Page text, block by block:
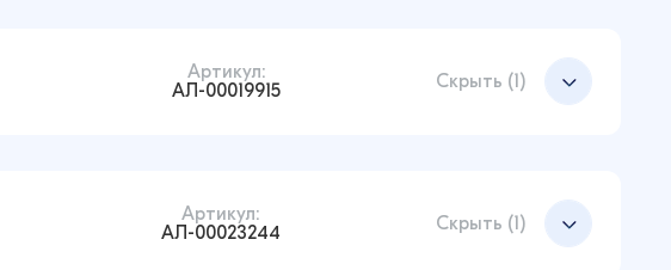
Добавить в корзину
Артикул:
АЛ-00019915
Скрыть (1)
Добавить в корзину
Артикул:
АЛ-00023244
Скрыть (1)